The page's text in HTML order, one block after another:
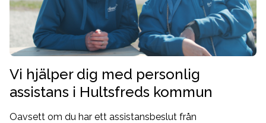
Vi hjälper dig med personlig
assistans i Hultsfreds kommun
Oavsett om du har ett assistansbeslut från